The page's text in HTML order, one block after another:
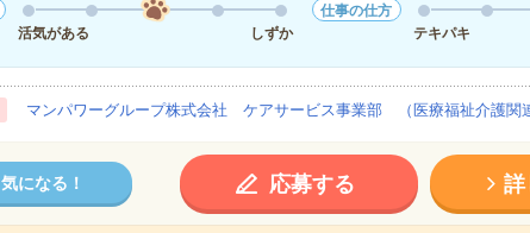
活気がある
しずか
仕事の仕方
テキパキ
マンパワーグループ株式会社 ケアサービス事業部 （医療福祉介護関
気になる！ 応募する 詳